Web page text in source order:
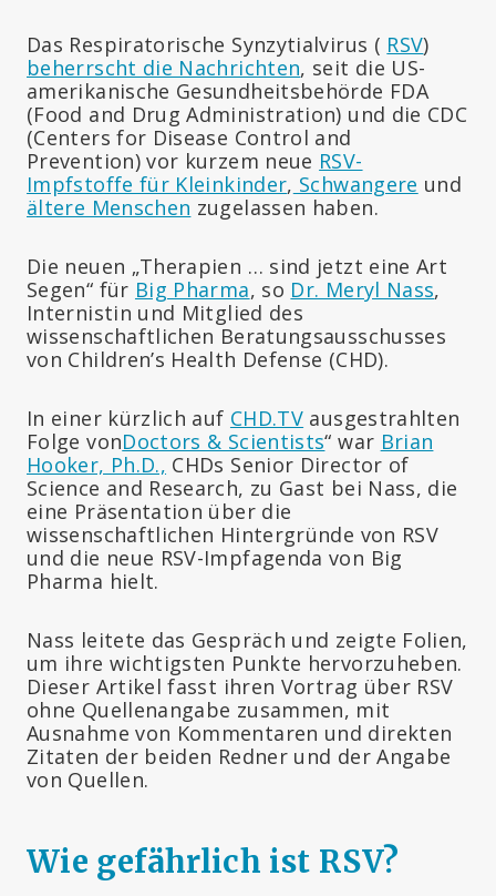
Das Respiratorische Synzytialvirus ( RSV)
beherrscht die Nachrichten, seit die US-
amerikanische Gesundheitsbehörde FDA
(Food and Drug Administration) und die CDC
(Centers for Disease Control and
Prevention) vor kurzem neue RSV-
Impfstoffe für Kleinkinder, Schwangere und
ältere Menschen zugelassen haben.
Die neuen „Therapien … sind jetzt eine Art
Segen“ für Big Pharma, so Dr. Meryl Nass,
Internistin und Mitglied des
wissenschaftlichen Beratungsausschusses
von Children’s Health Defense (CHD).
In einer kürzlich auf CHD.TV ausgestrahlten
Folge vonDoctors & Scientists“ war Brian
Hooker, Ph.D., CHDs Senior Director of
Science and Research, zu Gast bei Nass, die
eine Präsentation über die
wissenschaftlichen Hintergründe von RSV
und die neue RSV-Impfagenda von Big
Pharma hielt.
Nass leitete das Gespräch und zeigte Folien,
um ihre wichtigsten Punkte hervorzuheben.
Dieser Artikel fasst ihren Vortrag über RSV
ohne Quellenangabe zusammen, mit
Ausnahme von Kommentaren und direkten
Zitaten der beiden Redner und der Angabe
von Quellen.
Wie gefährlich ist RSV?